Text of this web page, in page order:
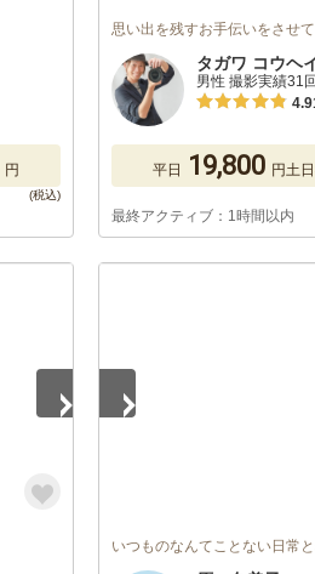
円
思い出を残すお手伝いをさせ
タガワ コウヘ
男性 撮影実績31回
平日 19,800 円土
最終アクティブ：1時間以内
いつものなんてことない日常